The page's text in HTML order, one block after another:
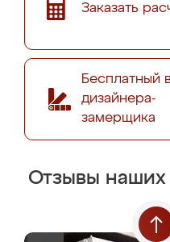
Заказать
Бесплатный
дизайнера-
замерщика
Отзывы наших